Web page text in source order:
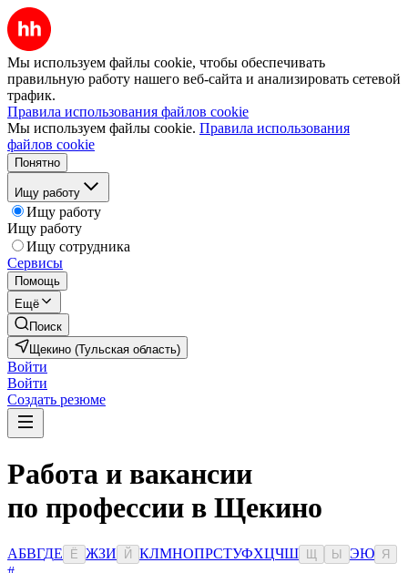
Мы используем файлы cookie, чтобы обеспечивать
правильную работу нашего веб-сайта и анализировать сетевой
трафик.
Правила использования файлов cookie
Мы используем файлы cookie. Правила использования
файлов cookie
Понятно
Ищу работу
Ищу работу
Ищу работу
Ищу сотрудника
Сервисы
Помощь
Ещё
Поиск
Щекино (Тульская область)
Войти
Войти
Создать резюме
Работа и вакансии
по профессии в Щекино
АБВГДЕ Ё ЖЗИ Й КЛМНОПРСТУФХЦЧШ Ы ЭЮ Я